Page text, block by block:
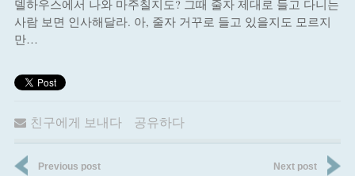
델하우스에서 나와 마주칠지도? 그때 줄자 제대로 들고 다니는
사람 보면 인사해달라. 아, 줄자 거꾸로 들고 있을지도 모르지
만…
친구에게 보내다 공유하다
Previous post Next post